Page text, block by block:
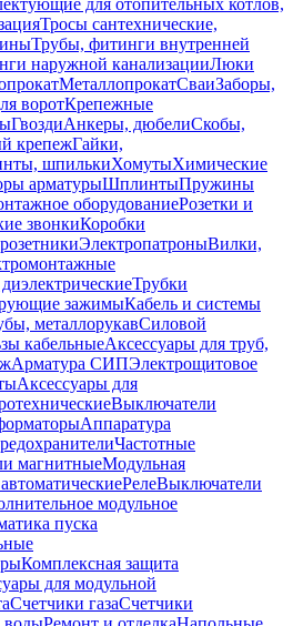
для отопительных котлов,
Тросы сантехнические,
Трубы, фитинги внутренней
наружной канализацииЛюки
МеталлопрокатСваиЗаборы,
воротКрепежные
ГвоздиАнкеры, дюбелиСкобы,
крепежГайки,
шпилькиХомутыХимические
арматурыШплинтыПружины
оборудованиеРозетки и
звонкиКоробки
ЭлектропатроныВилки,
Трубки
зажимыКабель и системы
металлорукавСиловой
кабельныеАксессуары для труб,
Арматура СИПЭлектрощитовое
Аксессуары для
Выключатели
Аппаратура
Частотные
магнитныеМодульная
РелеВыключатели
модульное
пуска
Комплексная защита
для модульной
Счетчики газаСчетчики